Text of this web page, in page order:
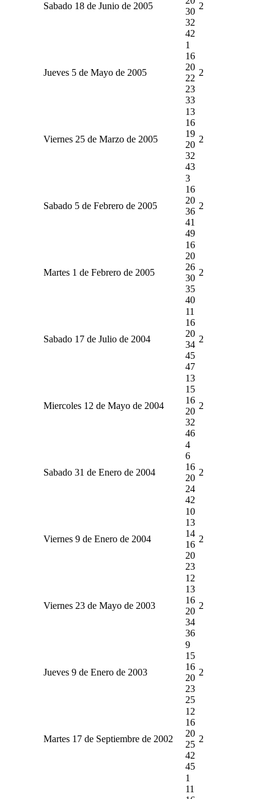
Sabado 18 de Junio de 2005
30
32
42
2
Jueves 5 de Mayo de 2005
1
16
20
22
23
33
2
Viernes 25 de Marzo de 2005
13
16
19
20
32
43
2
Sabado 5 de Febrero de 2005
3
16
20
36
41
49
2
Martes 1 de Febrero de 2005
16
20
26
30
35
40
2
Sabado 17 de Julio de 2004
11
16
20
34
45
47
2
Miercoles 12 de Mayo de 2004
13
15
16
20
32
46
2
Sabado 31 de Enero de 2004
4
6
16
20
24
42
2
Viernes 9 de Enero de 2004
10
13
14
16
20
23
2
Viernes 23 de Mayo de 2003
12
13
16
20
34
36
2
Jueves 9 de Enero de 2003
9
15
16
20
23
25
2
Martes 17 de Septiembre de 2002
12
16
20
25
42
45
2
1
11